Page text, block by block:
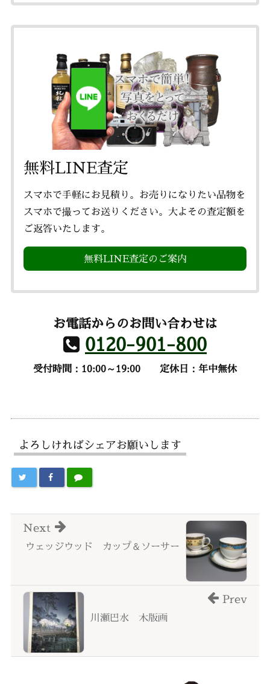
無料LINE査定
スマホで手軽にお見積り。お売りになりたい品物を
スマホで撮ってお送りください。大よその査定額を
ご返答いたします。
無料LINE査定のご案内
お電話からのお問い合わせは
0120-901-800
受付時間：10:00～19:00 定休日：年中無休
よろしければシェアお願いします
ウェッジウッド カップ＆ソーサー
Next
川瀬巴水 木版画
Prev